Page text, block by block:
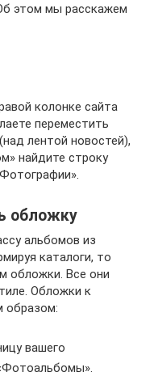
этом мы расскажем
колонке сайта
переместить
лентой новостей),
найдите строку
обложку
альбомов из
каталоги, то
обложки. Все они
Обложки к
образом:
вашего